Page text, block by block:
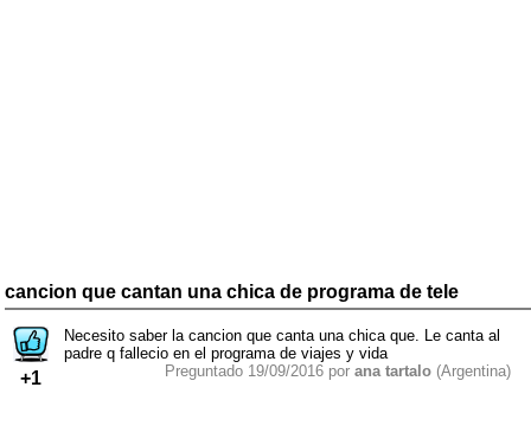
cancion que cantan una chica de programa de tele
+1
Necesito saber la cancion que canta una chica que. Le canta al
padre q fallecio en el programa de viajes y vida
Preguntado 19/09/2016 por ana tartalo (Argentina)